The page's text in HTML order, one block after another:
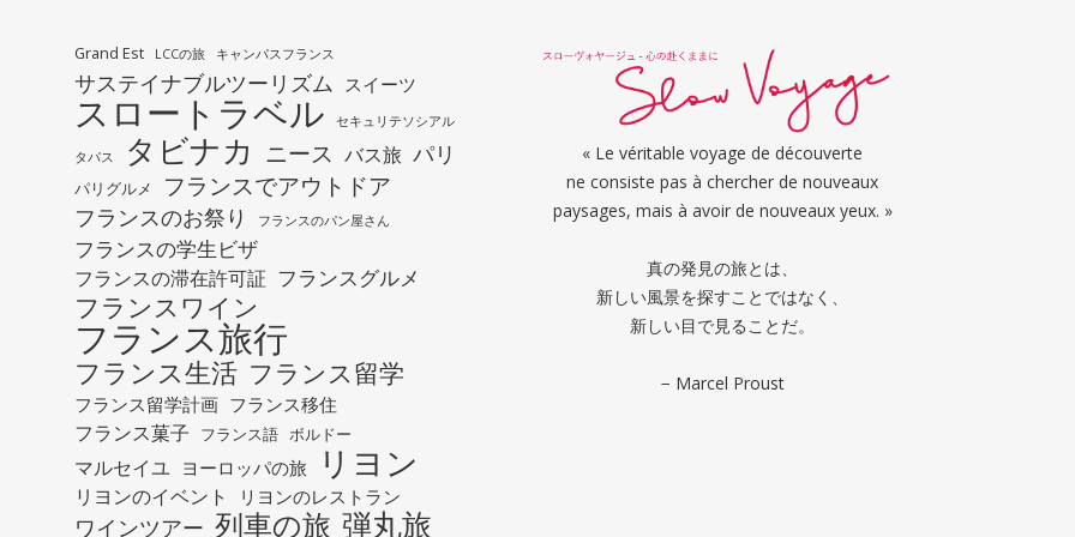
Grand Est LCCの旅 キャンパスフランス
サステイナブルツーリズム スイーツ
スロートラベル セキュリテソシアル
タパス タビナカ ニース バス旅 パリ
パリグルメ フランスでアウトドア
フランスのお祭り フランスのパン屋さん
フランスの学生ビザ
フランスの滞在許可証 フランスグルメ
フランスワイン
フランス旅行
フランス生活 フランス留学
フランス留学計画 フランス移住
フランス菓子 フランス語 ボルドー
マルセイユ ヨーロッパの旅 リヨン
リヨンのイベント リヨンのレストラン
ワインツアー 列車の旅 弾丸旅
« Le véritable voyage de découverte
ne consiste pas à chercher de nouveaux
paysages, mais à avoir de nouveaux yeux. »
真の発見の旅とは、
新しい風景を探すことではなく、
新しい目で見ることだ。
− Marcel Proust